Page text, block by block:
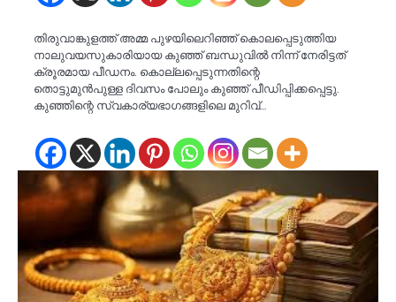
തിരുവാങ്കുളത്ത് അമ്മ പുഴയിലെറിഞ്ഞ് കൊലപ്പെടുത്തിയ
നാലുവയസുകാരിയായ കുഞ്ഞ് ബന്ധുവില്‍ നിന്ന് നേരിട്ടത്
ക്രൂരമായ പീഡനം. കൊല്ലപ്പെടുന്നതിന്റെ
തൊട്ടുമുന്‍പുള്ള ദിവസം പോലും കുഞ്ഞ് പീഡിപ്പിക്കപ്പെട്ടു.
കുഞ്ഞിന്റെ സ്വകാര്യഭാഗങ്ങളിലെ മുറിവ്…